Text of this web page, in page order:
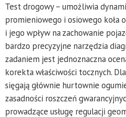
Test drogowy – umożliwia
promieniowego i osiowego koła
i jego wpływ na zachowanie
bardzo precyzyjne narzędzia
zadaniem jest jednoznaczna
korekta właściwości tocznych.
sięgają głównie hurtownie
zasadności roszczeń
prowadzące usługę regulacji